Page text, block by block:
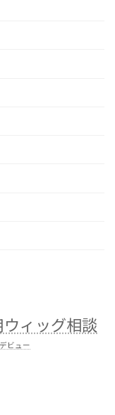
ウィッグ相談
ビュー